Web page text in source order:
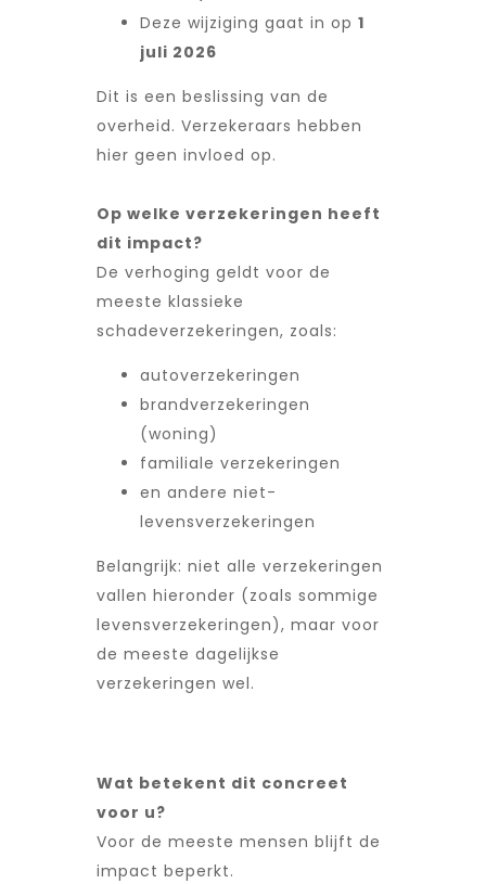
Deze wijziging gaat in op 1
juli 2026
Dit is een beslissing van de
overheid. Verzekeraars hebben
hier geen invloed op.
Op welke verzekeringen heeft
dit impact?
De verhoging geldt voor de
meeste klassieke
schadeverzekeringen, zoals:
autoverzekeringen
brandverzekeringen
(woning)
familiale verzekeringen
en andere niet-
levensverzekeringen
Belangrijk: niet alle verzekeringen
vallen hieronder (zoals sommige
levensverzekeringen), maar voor
de meeste dagelijkse
verzekeringen wel.
Wat betekent dit concreet
voor u?
Voor de meeste mensen blijft de
impact beperkt.